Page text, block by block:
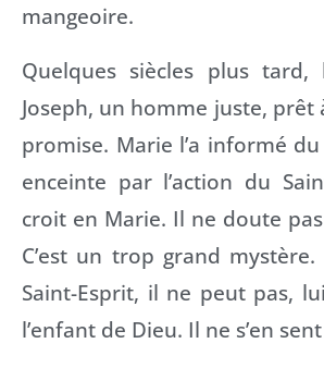
mangeoire.
Quelques siècles plus
Joseph, un homme juste,
promise. Marie l’a informé
enceinte par l’action du
croit en Marie. Il ne doute
C’est un trop grand
Saint-Esprit, il ne peut pas,
l’enfant de Dieu. Il ne s’en